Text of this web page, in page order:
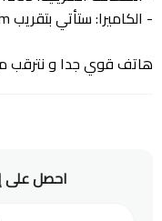
- الكاميرا: ستأتي بتقريب 4x optical zoom
هاتف قوي جدا و نترقب
احصل على